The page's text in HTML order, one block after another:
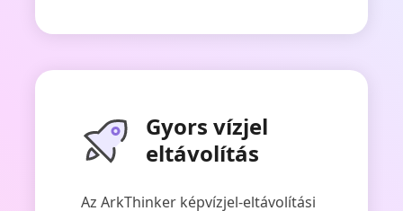
Gyors vízjel
eltávolítás
Az ArkThinker képvízjel-eltávolítási